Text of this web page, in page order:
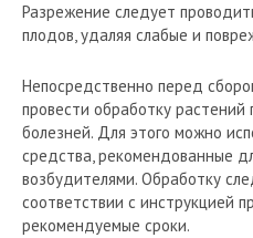
Разрежение следует
плодов, удаляя слабые и
Непосредственно перед
провести обработку
болезней. Для этого можно
средства, рекомендованные
возбудителями. Обработку
соответствии с инструкцией
рекомендуемые сроки.